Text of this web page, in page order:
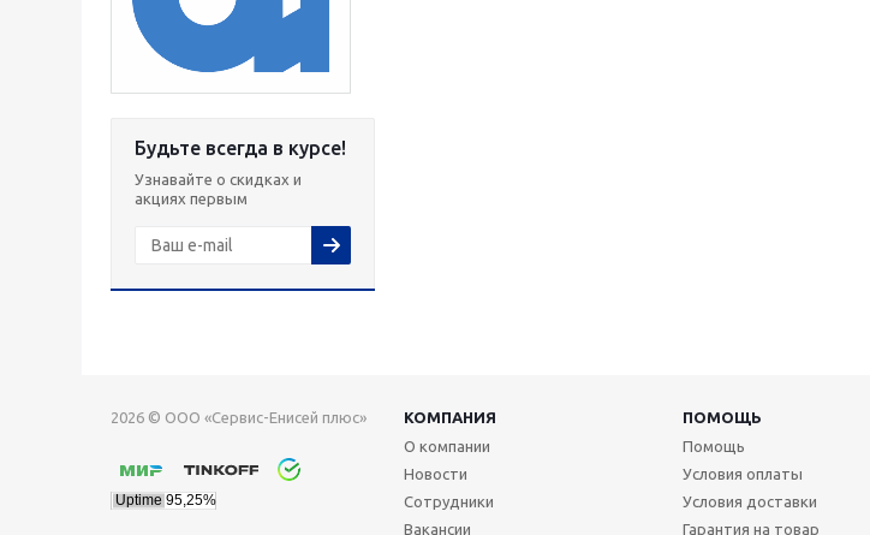
Будьте всегда в курсе!
Узнавайте о скидках и
акциях первым
2026 © ООО «Сервис-Енисей плюс» КОМПАНИЯ ПОМОЩЬ
О компании
Новости
Сотрудники
Вакансии
Помощь
Условия оплаты
Условия доставки
Гарантия на товар